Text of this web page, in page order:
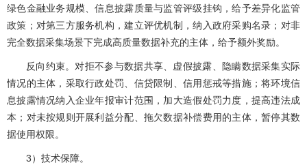
绿色金融业务规模、信息披露质量与监管评级挂钩，给予差异化监管
政策；对第三方服务机构，建立评优机制，纳入政府采购名录；对非
完全数据采集场景下完成高质量数据补充的主体，给予额外奖励。
反向约束。对拒不参与数据共享、虚假披露、隐瞒数据采集实际
情况的主体，采取行政处罚、信贷限制、信用惩戒等措施；将环境信
息披露情况纳入企业年报审计范围，加大造假处罚力度，提高违法成
本；对未按规则开展利益分配、拖欠数据补偿费用的主体，暂停其数
据使用权限。
3）技术保障。